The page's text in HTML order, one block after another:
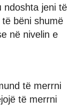
ndoshta jeni të
bëni shumë
në nivelin e
të merrni
të merrni